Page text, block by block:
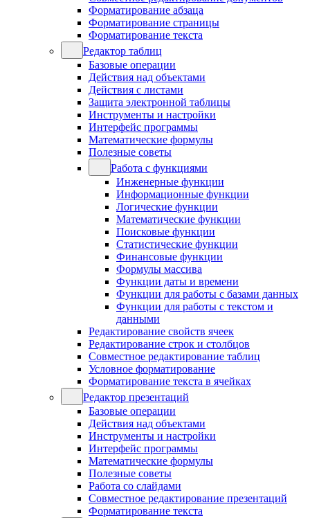
Форматирование абзаца
Форматирование страницы
Форматирование текста
Редактор таблиц
Базовые операции
Действия над объектами
Действия с листами
Защита электронной таблицы
Инструменты и настройки
Интерфейс программы
Математические формулы
Полезные советы
Работа с функциями
Инженерные функции
Информационные функции
Логические функции
Математические функции
Поисковые функции
Статистические функции
Финансовые функции
Формулы массива
Функции даты и времени
Функции для работы с базами данных
Функции для работы с текстом и
данными
Редактирование свойств ячеек
Редактирование строк и столбцов
Совместное редактирование таблиц
Условное форматирование
Форматирование текста в ячейках
Редактор презентаций
Базовые операции
Действия над объектами
Инструменты и настройки
Интерфейс программы
Математические формулы
Полезные советы
Работа со слайдами
Совместное редактирование презентаций
Форматирование текста